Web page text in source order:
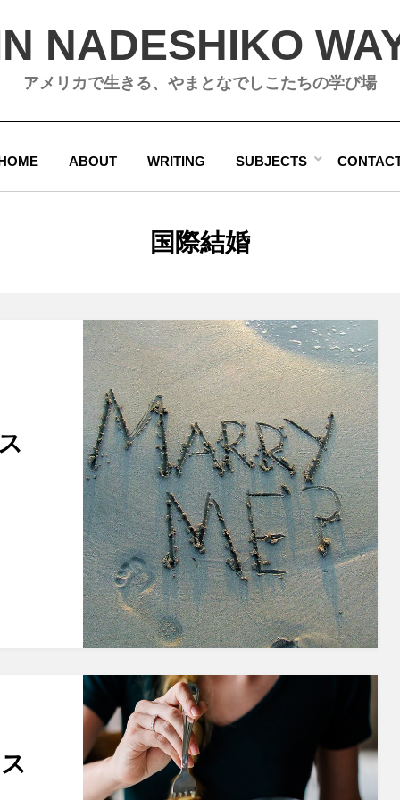
NADESHIKO
アメリカで生きる、やまとなでしこたちの学び場
ABOUT WRITING SUBJECTS
タグ
:国際結婚